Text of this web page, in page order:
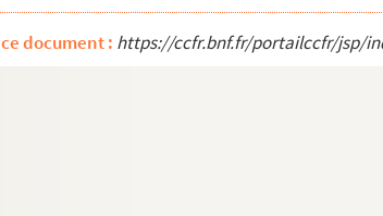
document : https://ccfr.bnf.fr/portailccfr/jsp/